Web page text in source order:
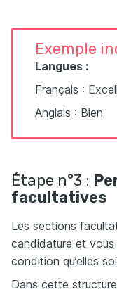
Exemple
Langues :
Français :
Anglais : Bien
Étape n°3 :
facultatives
Les sections
candidature et
condition qu’elles
Dans cette